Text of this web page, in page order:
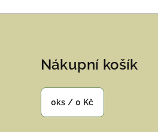
Nákupní košík
0ks / 0 Kč